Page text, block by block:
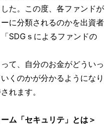
た。この度、各ファンドが
に分類されるのかを出資者
SDGｓによるファンドの
て、自分のお金がどういっ
くのかが分かるようになり
れます。
ム「セキュリテ」とは＞